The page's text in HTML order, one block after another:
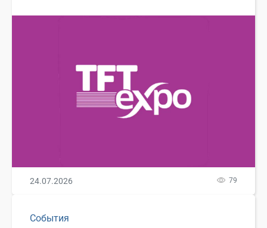
24.07.2026 79
События